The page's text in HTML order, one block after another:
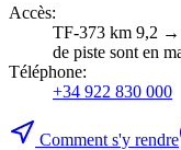
Accès:
TF-373 km 9,2 →
de piste sont en
Téléphone:
+34 922 830 000
Comment s'y rendre